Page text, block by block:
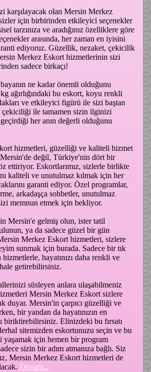
karşılayacak olan Mersin Merkez
için birbirinden etkileyici seçenekler
tarzınıza ve aradığınız özelliklere göre
arasında, her zaman en iyisini
ediyoruz. Güzellik, nezaket, çekicilik
Merkez Eskort hizmetlerinin sizi
sadece birkaçı!
bayanın ne kadar önemli olduğunu
ağırlığındaki bu eskort, koyu renkli
ve etkileyici figürü ile sizi baştan
çekiciliği ile tamamen sizin ilginizi
her anın değerli olduğunu
hizmetleri, güzelliği ve kaliteli hizmet
Mersin'de değil, Türkiye'nin dört bir
ettiriyor. Eskortlarımız, sizlerle birlikte
kaliteli ve unutulmaz kılmak için her
garanti ediyor. Özel programlar,
arkadaşça sohbetler, unutulmaz
memnun etmek için bekliyor.
Mersin'e gelmiş olun, ister tatil
ya da sadece güzel bir gün
Merkez Eskort hizmetleri, sizlere
sunmak için burada. Sadece bir tık
hizmetlerle, hayatınızı daha renkli ve
getirebilirsiniz.
süsleyen anlara ulaşabilmeniz
Mersin Merkez Eskort sizlere
duyar. Mersin'in çarpıcı güzelliği ve
bir yandan da hayatınızın en
biriktirebilirsiniz. Elinizdeki bu fırsatı
sitemizden eskortunuzu seçin ve bu
yaşamak için hemen bir program
sizin bir adım atmanıza bağlı. Siz
Mersin Merkez Eskort hizmetleri de
Devam...